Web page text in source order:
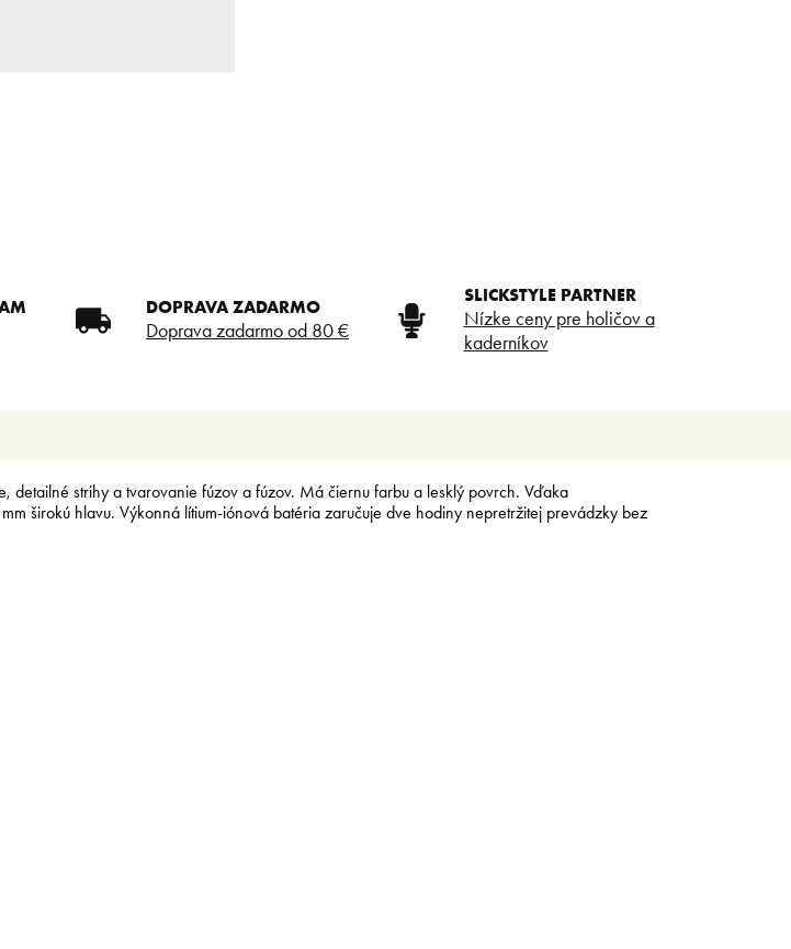
DOPRAVA ZADARMO
Doprava zadarmo od 80 €
SLICKSTYLE PARTNER
Nízke ceny pre holičov a
kaderníkov
detailné strihy a tvarovanie fúzov a fúzov. Má čiernu farbu a lesklý povrch. Vďaka
širokú hlavu. Výkonná lítium-iónová batéria zaručuje dve hodiny nepretržitej prevádzky bez